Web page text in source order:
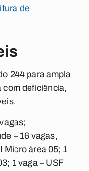
de
244 para ampla
com deficiência,
– 16 vagas,
Micro área 05; 1
1 vaga – USF